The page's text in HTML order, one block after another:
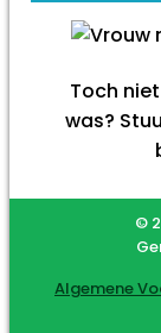
Toch
was?
©
Algemene